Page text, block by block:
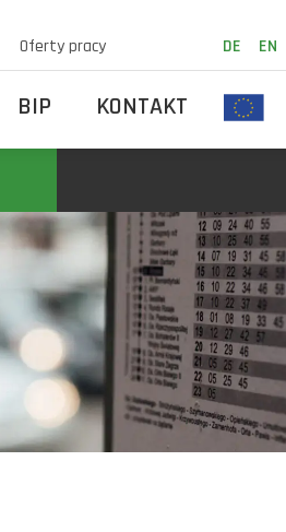
Oferty pracy DE EN
BIP KONTAKT